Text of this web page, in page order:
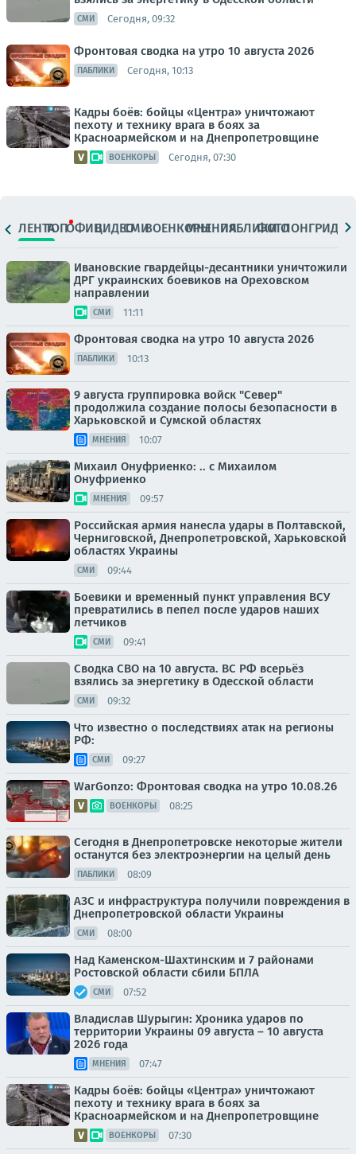
СМИ Сегодня, 09:32
Фронтовая сводка на утро 10 августа 2026
ПАБЛИКИ Сегодня, 10:13
Кадры боёв: бойцы «Центра» уничтожают
пехоту и технику врага в боях за
Красноармейском и на Днепропетровщине
ВОЕНКОРЫ Сегодня, 07:30
ЛЕНТАТОПОФИЦ.ВИДЕОСМИВОЕНКОРЫМНЕНИЯПАБЛИКИ
ФОТОЛОНГРИДЫ
Ивановские гвардейцы-десантники уничтожили
ДРГ украинских боевиков на Ореховском
направлении
СМИ 11:11
Фронтовая сводка на утро 10 августа 2026
ПАБЛИКИ 10:13
9 августа группировка войск "Север"
продолжила создание полосы безопасности в
Харьковской и Сумской областях
МНЕНИЯ 10:07
Михаил Онуфриенко: .. с Михаилом
Онуфриенко
МНЕНИЯ 09:57
Российская армия нанесла удары в Полтавской,
Черниговской, Днепропетровской, Харьковской
областях Украины
СМИ 09:44
Боевики и временный пункт управления ВСУ
превратились в пепел после ударов наших
летчиков
СМИ 09:41
Сводка СВО на 10 августа. ВС РФ всерьёз
взялись за энергетику в Одесской области
СМИ 09:32
Что известно о последствиях атак на регионы
РФ:
СМИ 09:27
WarGonzo: Фронтовая сводка на утро 10.08.26
ВОЕНКОРЫ 08:25
Сегодня в Днепропетровске некоторые жители
останутся без электроэнергии на целый день
ПАБЛИКИ 08:09
АЗС и инфраструктура получили повреждения в
Днепропетровской области Украины
СМИ 08:00
Над Каменском-Шахтинским и 7 районами
Ростовской области сбили БПЛА
СМИ 07:52
Владислав Шурыгин: Хроника ударов по
территории Украины 09 августа – 10 августа
2026 года
МНЕНИЯ 07:47
Кадры боёв: бойцы «Центра» уничтожают
пехоту и технику врага в боях за
Красноармейском и на Днепропетровщине
ВОЕНКОРЫ 07:30